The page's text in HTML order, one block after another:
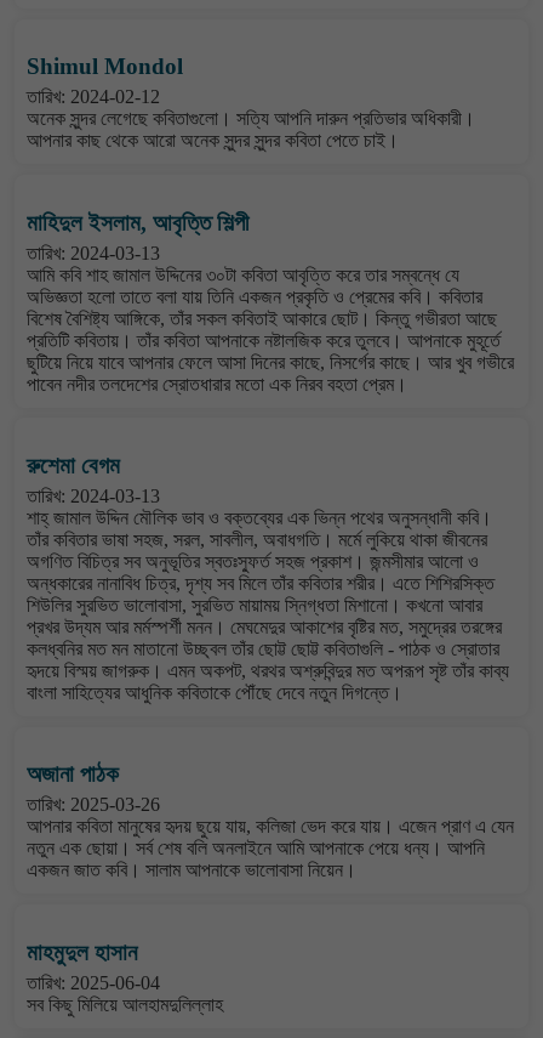
Shimul Mondol
তারিখ: 2024-02-12
অনেক সুন্দর লেগেছে কবিতাগুলো। সত্যি আপনি দারুন প্রতিভার অধিকারী।
আপনার কাছ থেকে আরো অনেক সুন্দর সুন্দর কবিতা পেতে চাই।
মাহিদুল ইসলাম, আবৃত্তি শিল্পী
তারিখ: 2024-03-13
আমি কবি শাহ জামাল উদ্দিনের ৩০টা কবিতা আবৃত্তি করে তার সম্বন্ধে যে
অভিজ্ঞতা হলো তাতে বলা যায় তিনি একজন প্রকৃতি ও প্রেমের কবি। কবিতার
বিশেষ বৈশিষ্ট্য আঙ্গিকে, তাঁর সকল কবিতাই আকারে ছোট। কিন্তু গভীরতা আছে
প্রতিটি কবিতায়। তাঁর কবিতা আপনাকে নষ্টালজিক করে তুলবে। আপনাকে মুহূর্তে
ছুটিয়ে নিয়ে যাবে আপনার ফেলে আসা দিনের কাছে, নিসর্গের কাছে। আর খুব গভীরে
পাবেন নদীর তলদেশের স্রোতধারার মতো এক নিরব বহতা প্রেম।
রুশেমা বেগম
তারিখ: 2024-03-13
শাহ্ জামাল উদ্দিন মৌলিক ভাব ও বক্তব্যের এক ভিন্ন পথের অনুসন্ধানী কবি।
তাঁর কবিতার ভাষা সহজ, সরল, সাবলীল, অবাধগতি। মর্মে লুকিয়ে থাকা জীবনের
অগণিত বিচিত্র সব অনুভূতির স্বতঃস্ফুর্ত সহজ প্রকাশ। জন্মসীমার আলো ও
অন্ধকারের নানাবিধ চিত্র, দৃশ্য সব মিলে তাঁর কবিতার শরীর। এতে শিশিরসিক্ত
শিউলির সুরভিত ভালোবাসা, সুরভিত মায়াময় স্নিগ্ধতা মিশানো। কখনো আবার
প্রখর উদ্যম আর মর্মস্পর্শী মনন। মেঘমেদুর আকাশের বৃষ্টির মত, সমুদ্রের তরঙ্গের
কলধ্বনির মত মন মাতানো উচ্ছ্বল তাঁর ছোট্ট ছোট্ট কবিতাগুলি - পাঠক ও স্রোতার
হৃদয়ে বিস্ময় জাগরুক। এমন অকপট, থরথর অশ্রুবিন্দুর মত অপরূপ সৃষ্ট তাঁর কাব্য
বাংলা সাহিত্যের আধুনিক কবিতাকে পৌঁছে দেবে নতুন দিগন্তে।
অজানা পাঠক
তারিখ: 2025-03-26
আপনার কবিতা মানুষের হৃদয় ছুয়ে যায়, কলিজা ভেদ করে যায়। এজেন প্রাণ এ যেন
নতুন এক ছোয়া। সর্ব শেষ বলি অনলাইনে আমি আপনাকে পেয়ে ধন্য। আপনি
একজন জাত কবি। সালাম আপনাকে ভালোবাসা নিয়েন।
মাহমুদুল হাসান
তারিখ: 2025-06-04
সব কিছু মিলিয়ে আলহামদুলিল্লাহ